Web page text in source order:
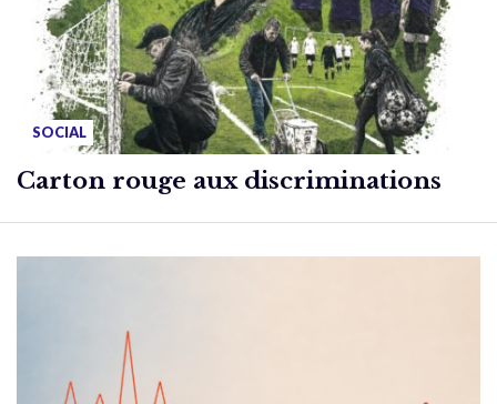
SOCIAL
Carton rouge aux discriminations